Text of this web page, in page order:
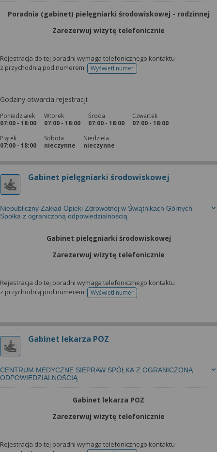
Poradnia (gabinet) pielęgniarki środowiskowej - rodzinnej
Zarezerwuj wizytę telefonicznie
Rejestracja do tej poradni wymaga telefonicznego kontaktu
z przychodnią pod numerem:
Wyświetl numertelefonu do rejestracji
Godziny otwarcia rejestracji:
Poniedziałek
07:00 - 18:00
Wtorek
07:00 - 18:00
Środa
07:00 - 18:00
Czwartek
07:00 - 18:00
Piątek
07:00 - 18:00
Sobota
nieczynne
Niedziela
nieczynne
Gabinet pielęgniarki środowiskowej
Niepubliczny Zakład Opieki Zdrowotnej w Świątnikach Górnych
Spółka z ograniczoną odpowiedzialnością
Gabinet pielęgniarki środowiskowej
Zarezerwuj wizytę telefonicznie
Rejestracja do tej poradni wymaga telefonicznego kontaktu
z przychodnią pod numerem:
Wyświetl numertelefonu do rejestracji
Gabinet lekarza POZ
CENTRUM MEDYCZNE SIEPRAW SPÓŁKA Z OGRANICZONĄ
ODPOWIEDZIALNOŚCIĄ
Gabinet lekarza POZ
Zarezerwuj wizytę telefonicznie
Rejestracja do tej poradni wymaga telefonicznego kontaktu